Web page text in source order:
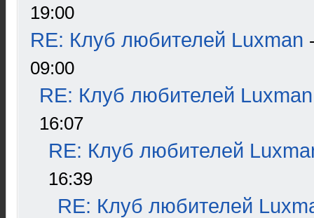
19:00
RE: Клуб любителей Luxman
09:00
RE: Клуб любителей Luxman
16:07
RE: Клуб любителей
16:39
RE: Клуб любителей